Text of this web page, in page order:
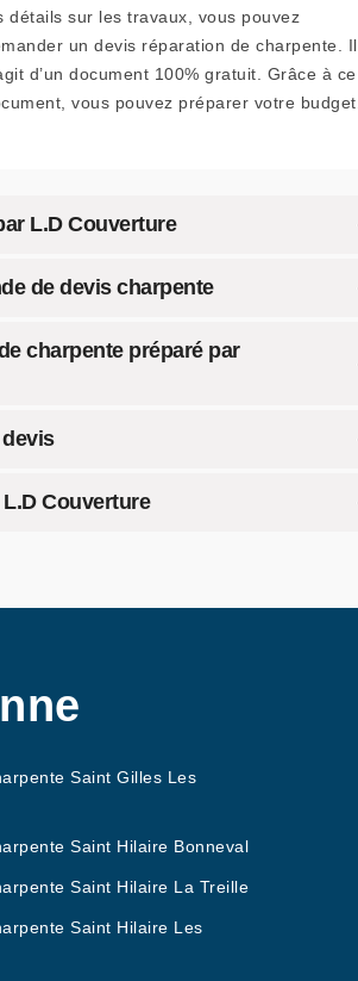
détails sur les travaux, vous pouvez
un devis réparation de charpente. Il
d’un document 100% gratuit. Grâce à ce
vous pouvez préparer votre budget.
L.D Couverture
de devis charpente
charpente préparé par
Couverture
Saint Gilles Les
Saint Hilaire Bonneval
Saint Hilaire La Treille
Saint Hilaire Les